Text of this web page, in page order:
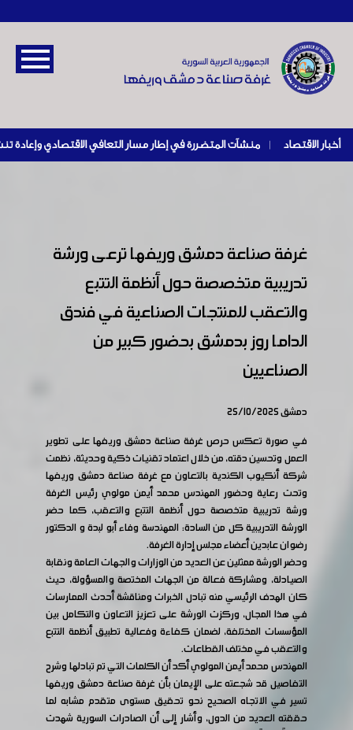
أخبار الاقتصاد |
غرفة صناعة دمشق وريفها ترعى ورشة
تدريبية متخصصة حول أنظمة التتبع
والتعقب للمنتجات الصناعية في فندق
الداما روز بدمشق بحضور كبير من
الصناعيين
دمشق 25/10/2025
في صورة تعكس حرص غرفة صناعة دمشق وريفها على تطوير
العمل وتحسين دقته، من خلال اعتماد تقنيات ذكية وحديثة، نظمت
شركة أنكيوب الكندية بالتعاون مع غرفة صناعة دمشق وريفها
وتحت رعاية وحضور المهندس محمد أيمن مولوي رئيس الغرفة
ورشة تدريبية متخصصة حول أنظمة التتبع والتعقب، كما حضر
الورشة التدريبية كل من السادة: المهندسة وفاء أبو لبدة و الدكتور
رضوان عابدين أعضاء مجلس إدارة الغرفة.
وحضر الورشة ممثلين عن العديد من الوزارات والجهات العامة ونقابة
الصيادلة، ومشاركة فعالة من الجهات المختصة والمسؤولة، حيث
كان الهدف الرئيسي منه تبادل الخبرات ومناقشة أحدث الممارسات
في هذا المجال، وركزت الورشة على تعزيز التعاون والتكامل بين
المؤسسات المختلفة، لضمان كفاءة وفعالية تطبيق أنظمة التتبع
والتعقب في مختلف القطاعات.
المهندس محمد أيمن المولوي أكد أن الكلمات التي تم تبادلها وشرح
التفاصيل قد شجعته على الإيمان بأن غرفة صناعة دمشق وريفها
تسير في الاتجاه الصحيح نحو تحقيق مستوى متقدم مشابه لما
حققته العديد من الدول، وأشار إلى أن الصادرات السورية شهدت